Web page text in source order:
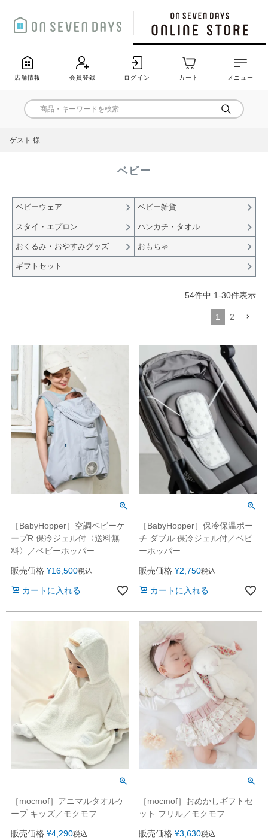
店舗情報 会員登録 ログイン カート メニュー
ゲスト 様
ベビー
ベビーウェア ベビー雑貨
スタイ・エプロン ハンカチ・タオル
おくるみ・おやすみグッズ おもちゃ
ギフトセット
54件中 1-30件表示
1 2
［BabyHopper］空調ベビーケ
ープR 保冷ジェル付〈送料無
料〉／ベビーホッパー
販売価格 ¥16,500税込
カートに入れる
［BabyHopper］保冷保温ポー
チ ダブル 保冷ジェル付／ベビ
ーホッパー
販売価格 ¥2,750税込
カートに入れる
［mocmof］アニマルタオルケ
ープ キッズ／モクモフ
販売価格 ¥4,290税込
［mocmof］おめかしギフトセ
ット フリル／モクモフ
販売価格 ¥3,630税込